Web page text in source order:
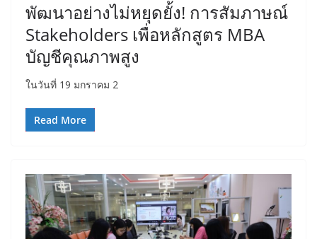
พัฒนาอย่างไม่หยุดยั้ง! การสัมภาษณ์
Stakeholders เพื่อหลักสูตร MBA
บัญชีคุณภาพสูง
ในวันที่ 19 มกราคม 2
Read More